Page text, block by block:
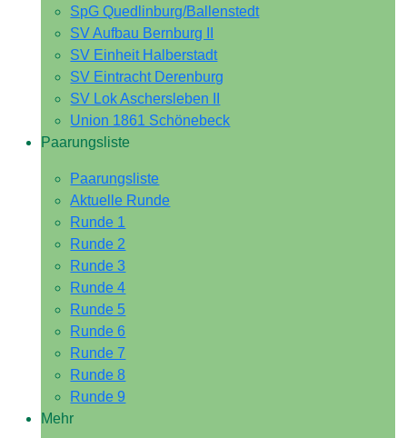
SpG Quedlinburg/Ballenstedt
SV Aufbau Bernburg II
SV Einheit Halberstadt
SV Eintracht Derenburg
SV Lok Aschersleben II
Union 1861 Schönebeck
Paarungsliste
Paarungsliste
Aktuelle Runde
Runde 1
Runde 2
Runde 3
Runde 4
Runde 5
Runde 6
Runde 7
Runde 8
Runde 9
Mehr